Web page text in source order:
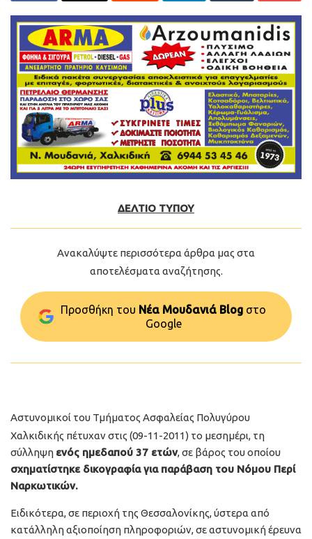
ΔΕΛΤΙΟ ΤΥΠΟΥ
Ανακαλύψτε περισσότερα άρθρα μας στα
αποτελέσματα αναζήτησης.
Προσθήκη του Νέα Μουδανιά Blog στo
Google
Αστυνομικοί του Τμήματος Ασφαλείας Πολυγύρου
Χαλκιδικής πέτυχαν στις (09-11-2011) το μεσημέρι, τη
σύλληψη ενός ημεδαπού 37 ετών, σε βάρος του οποίου
σχηματίστηκε δικογραφία για παράβαση του Νόμου Περί
Ναρκωτικών.
Ειδικότερα, σε περιοχή της Θεσσαλονίκης, ύστερα από
κατάλληλη αξιοποίηση πληροφοριών, σε αστυνομική έρευνα